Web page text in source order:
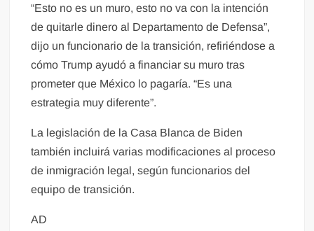
“Esto no es un muro, esto no va con la intención
de quitarle dinero al Departamento de Defensa”,
dijo un funcionario de la transición, refiriéndose a
cómo Trump ayudó a financiar su muro tras
prometer que México lo pagaría. “Es una
estrategia muy diferente”.
La legislación de la Casa Blanca de Biden
también incluirá varias modificaciones al proceso
de inmigración legal, según funcionarios del
equipo de transición.
AD